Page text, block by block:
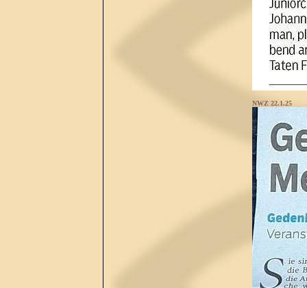
NWZ 22.1.25